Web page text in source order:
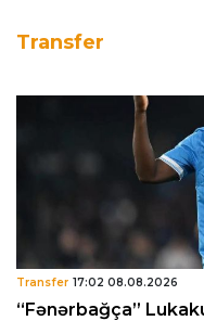
Transfer
Transfer 17:02 08.08.2026
“Fənərbağça”